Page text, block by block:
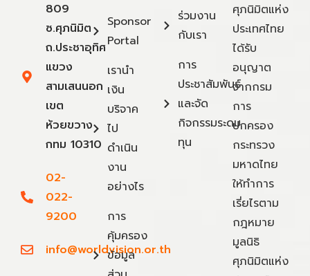
809
ซ.ศุภนิมิต
ถ.ประชาอุทิศ
แขวง
สามเสนนอก
เขต
ห้วยขวาง
กทม 10310
02-
022-
9200
info@worldvision.or.th
Sponsor
Portal
เรานำ
เงิน
บริจาค
ไป
ดำเนิน
งาน
อย่างไร
การ
คุ้มครอง
ข้อมูล
ร่วมงาน
กับเรา
การ
ประชาสัมพันธ์
และจัด
กิจกรรมระดม
ทุน
ศุภนิมิตแห่ง
ประเทศไทย
ได้รับ
อนุญาต
จากกรม
การ
ปกครอง
กระทรวง
มหาดไทย
ให้ทำการ
เรี่ยไรตาม
กฎหมาย
มูลนิธิ
ศุภนิมิตแห่ง